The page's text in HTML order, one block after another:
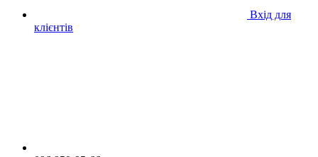
Вхід для
клієнтів